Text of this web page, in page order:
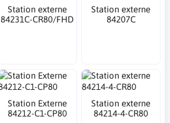
Station externe
84231C-CR80/FHD
Station externe
84207C
Station Externe
84212-C1-CP80
Station externe
84214-4-CR80